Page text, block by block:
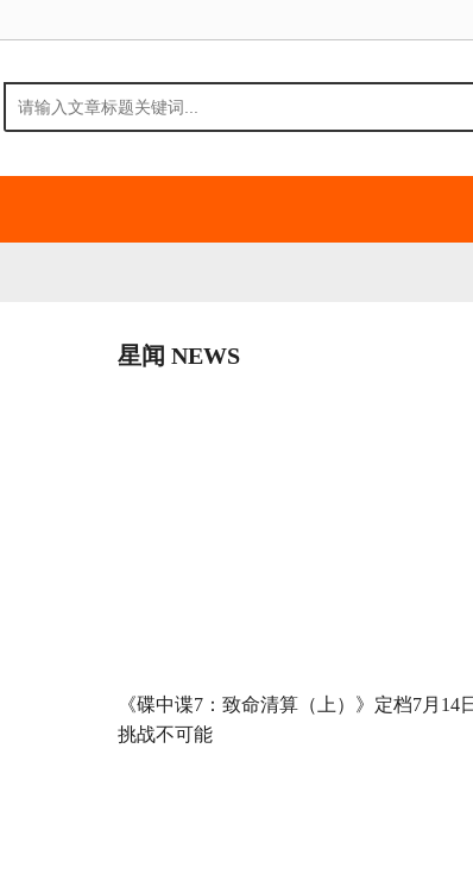
星闻 NEWS
《碟中谍7：致命清算（上）》定档7月14
挑战不可能